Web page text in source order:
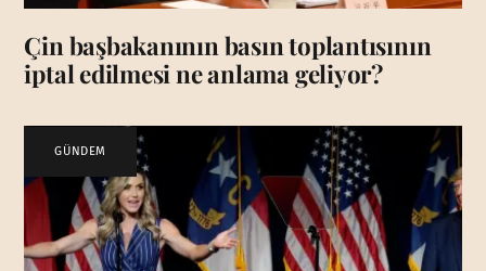
Çin başbakanının basın toplantısının
iptal edilmesi ne anlama geliyor?
GÜNDEM